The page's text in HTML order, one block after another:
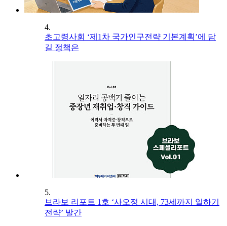
4.
초고령사회 ‘제1차 국가인구전략 기본계획’에 담
길 정책은
5.
브라보 리포트 1호 ‘사오정 시대, 73세까지 일하기
전략’ 발간